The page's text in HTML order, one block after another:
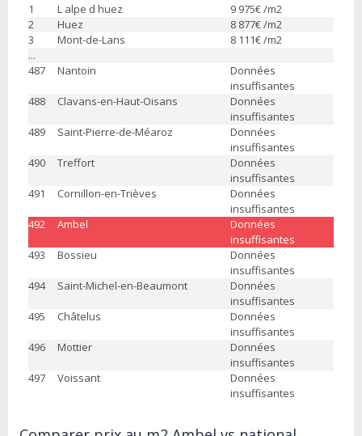
1 L alpe d huez 9 975€ /m2
2
Huez 8 877€ /m2
3
Mont-de-Lans 8 111€ /m2
...
487
Nantoin
Données
insuffisantes
488
Clavans-en-Haut-Oisans
Données
insuffisantes
489
Saint-Pierre-de-Méaroz
Données
insuffisantes
490
Treffort
Données
insuffisantes
491
Cornillon-en-Trièves
Données
insuffisantes
492
Ambel
Données
insuffisantes
493
Bossieu
Données
insuffisantes
494
Saint-Michel-en-Beaumont
Données
insuffisantes
495
Châtelus
Données
insuffisantes
496
Mottier
Données
insuffisantes
497
Voissant
Données
insuffisantes